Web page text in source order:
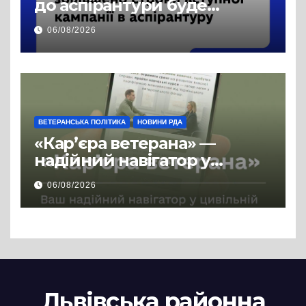
до аспірантури буде
продовжено
06/08/2026
ВЕТЕРАНСЬКА ПОЛІТИКА НОВИНИ РДА
«Кар’єра ветерана» —
надійний навігатор у
цивільній професії
06/08/2026